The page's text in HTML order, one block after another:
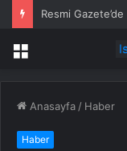
Resmi
Menü
Anasayfa / Haber
Haber